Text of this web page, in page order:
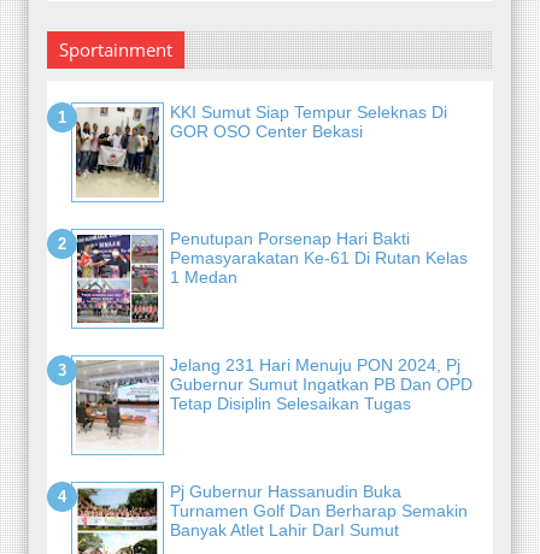
Sportainment
KKI Sumut Siap Tempur Seleknas Di
GOR OSO Center Bekasi
Penutupan Porsenap Hari Bakti
Pemasyarakatan Ke-61 Di Rutan Kelas
1 Medan
Jelang 231 Hari Menuju PON 2024, Pj
Gubernur Sumut Ingatkan PB Dan OPD
Tetap Disiplin Selesaikan Tugas
Pj Gubernur Hassanudin Buka
Turnamen Golf Dan Berharap Semakin
Banyak Atlet Lahir DarI Sumut